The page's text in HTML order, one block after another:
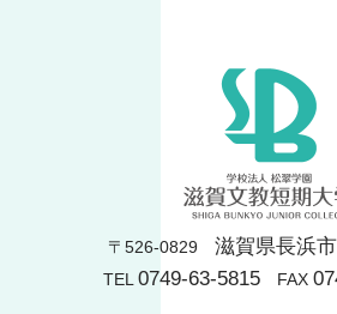
〒526-0829 滋賀県長浜
TEL 0749-63-5815FAX